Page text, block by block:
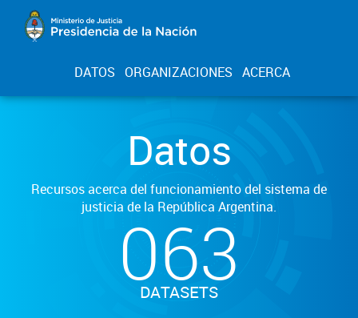
DATOS ORGANIZACIONES ACERCA
Datos
Recursos acerca del funcionamiento del sistema de
justicia de la República Argentina.
063
DATASETS